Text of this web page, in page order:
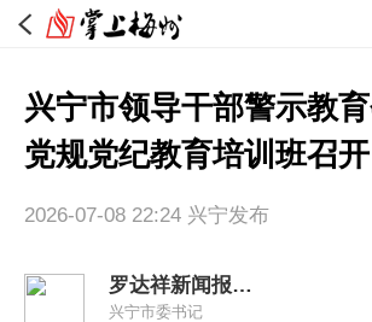
兴宁市领导干部警示教
党规党纪教育培训班召开
2026-07-08 22:24 兴宁发布
罗达祥新闻报道集
兴宁市委书记